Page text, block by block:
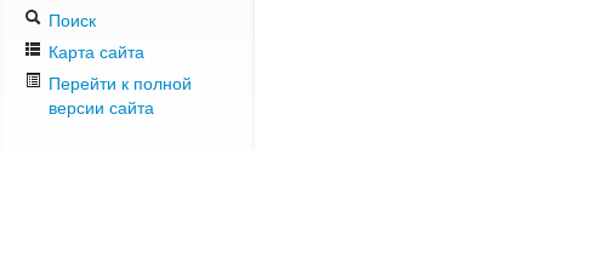
Поиск
Карта сайта
Перейти к полной
версии сайта